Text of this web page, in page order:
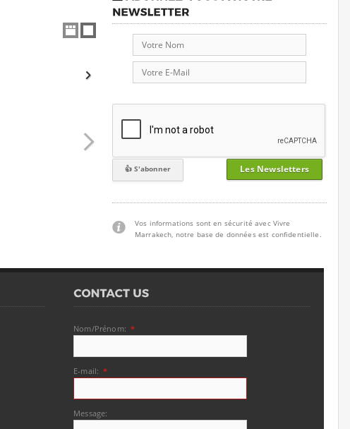
Les Newsletters
Vos informations sont en sécurité avec Vivre
Marrakech, notre base de données est confidentielle.
Nom/Prénom: *
E-mail: *
Message: